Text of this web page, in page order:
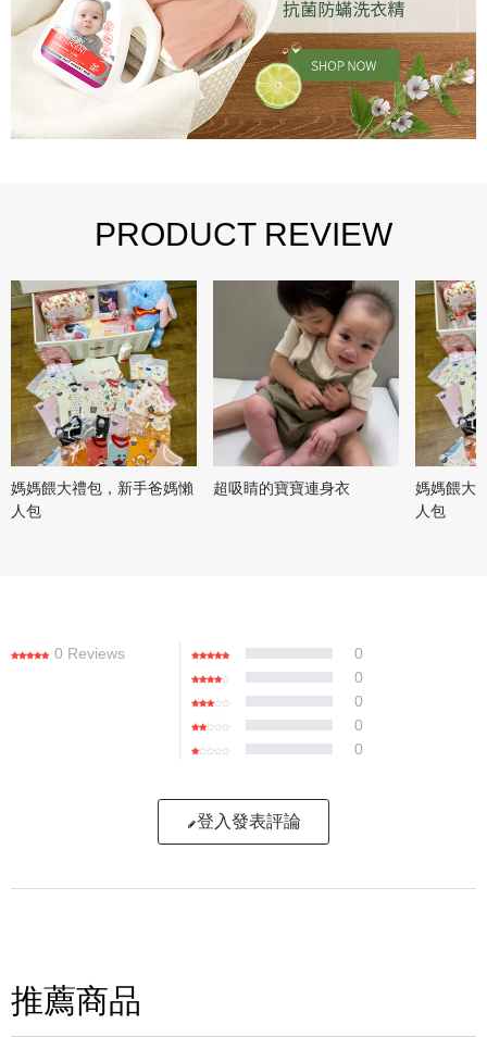
PRODUCT REVIEW
媽媽餵大禮包，新手爸媽懶
人包
超吸睛的寶寶連身衣
媽媽餵大
人包
0 Reviews
0
0
0
0
0
登入發表評論
推薦商品